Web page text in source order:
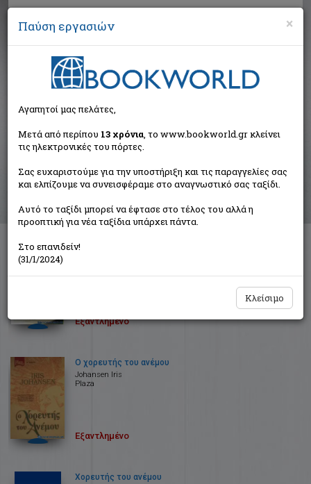
Αναζήτηση
Αποτελέσματα αναζήτησης
Συγγραφέας: Johansen Iris (3 βιβλία)
Ταξινόμηση ανά:
Σμαραγδένια μάτια
Εξαντλημένο
Ο χορευτής του ανέμου
Johansen Iris
Plaza
Εξαντλημένο
Χορευτής του ανέμου
×
Παύση εργασιών
Αγαπητοί μας πελάτες,
Μετά από περίπου 13 χρόνια, το www.bookworld.gr κλείνει
τις ηλεκτρονικές του πόρτες.
Σας ευχαριστούμε για την υποστήριξη και τις παραγγελίες σας
και ελπίζουμε να συνεισφέραμε στο αναγνωστικό σας ταξίδι.
Αυτό το ταξίδι μπορεί να έφτασε στο τέλος του αλλά η
προοπτική για νέα ταξίδια υπάρχει πάντα.
Στο επανιδείν!
(31/1/2024)
Κλείσιμο